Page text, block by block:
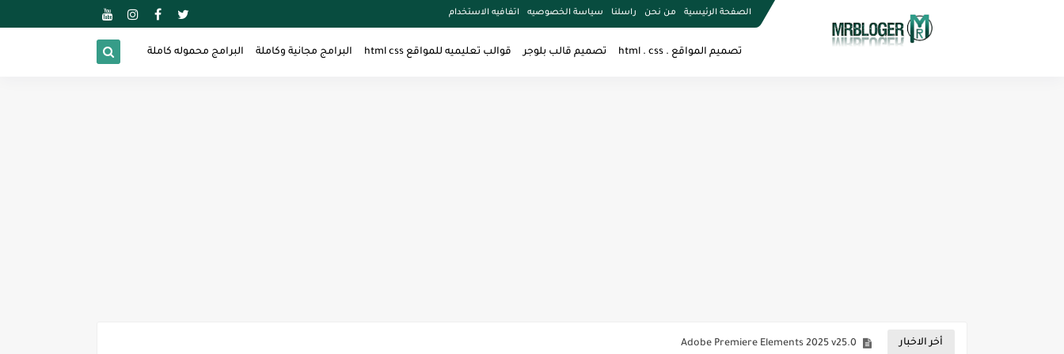
الصفحة الرئيسية من نحن راسلنا سياسة الخصوصيه اتفافيه الاستخدام
تصميم المواقع . html . css تصميم قالب بلوجر قوالب تعليميه للمواقع html css البرامج مجانية وكاملة البرامج محموله كاملة
أخر الاخبار Adobe Photoshop 2023 v24.7.5 + Portable